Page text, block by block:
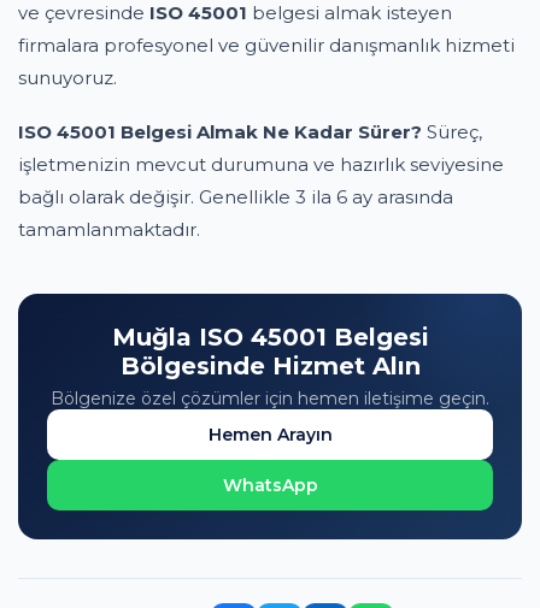
ve çevresinde ISO 45001 belgesi almak isteyen
firmalara profesyonel ve güvenilir danışmanlık hizmeti
sunuyoruz.
ISO 45001 Belgesi Almak Ne Kadar Sürer? Süreç,
işletmenizin mevcut durumuna ve hazırlık seviyesine
bağlı olarak değişir. Genellikle 3 ila 6 ay arasında
tamamlanmaktadır.
Muğla ISO 45001 Belgesi
Bölgesinde Hizmet Alın
Bölgenize özel çözümler için hemen iletişime geçin.
Hemen Arayın
WhatsApp